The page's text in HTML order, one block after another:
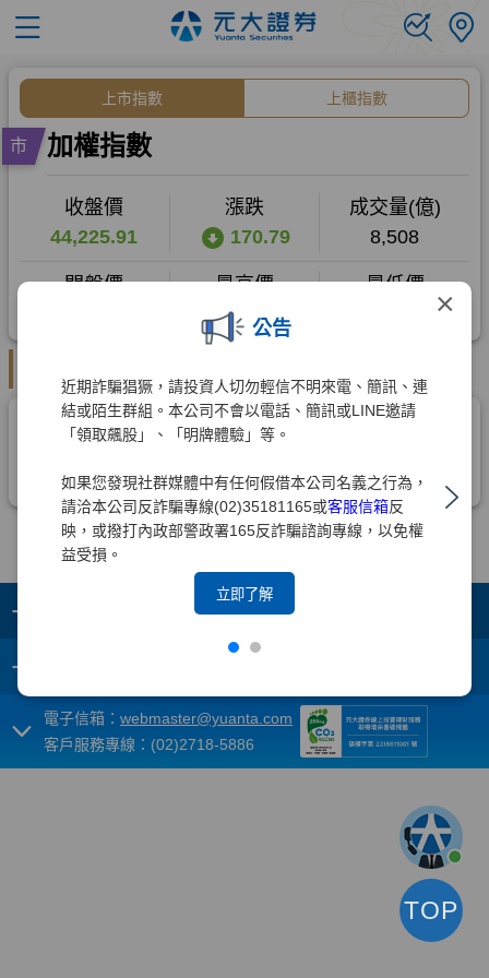
×
公告
近期詐騙猖獗，請投資人切勿輕信不明來電、簡訊、連
結或陌生群組。本公司不會以電話、簡訊或LINE邀請
「領取飆股」、「明牌體驗」等。
如果您發現社群媒體中有任何假借本公司名義之行為，
請洽本公司反詐騙專線(02)35181165或客服信箱反
映，或撥打內政部警政署165反詐騙諮詢專線，以免權
益受損。
立即了解
+
+
電子信箱： webmaster@yuanta.com
客戶服務專線：(02)2718-5886
TOP